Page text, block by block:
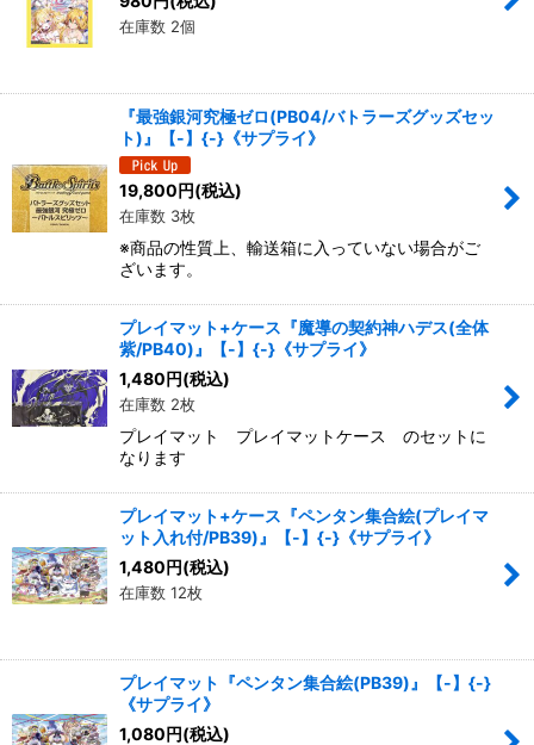
在庫数 2個
『最強銀河究極ゼロ(PB04/バトラーズグッズセッ
ト)』【-】{-}《サプライ》
19,800円(税込)
在庫数 3枚
※商品の性質上、輸送箱に入っていない場合がご
ざいます。
プレイマット+ケース『魔導の契約神ハデス(全体
紫/PB40)』【-】{-}《サプライ》
1,480円(税込)
在庫数 2枚
プレイマット プレイマットケース のセットに
なります
プレイマット+ケース『ペンタン集合絵(プレイマ
ット入れ付/PB39)』【-】{-}《サプライ》
1,480円(税込)
在庫数 12枚
プレイマット『ペンタン集合絵(PB39)』【-】{-}
《サプライ》
1,080円(税込)